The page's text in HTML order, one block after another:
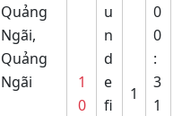
Quảng
Ngãi,
Quảng
Ngãi
1
0
u
n
d
e
fi
1
0
0
:
3
1